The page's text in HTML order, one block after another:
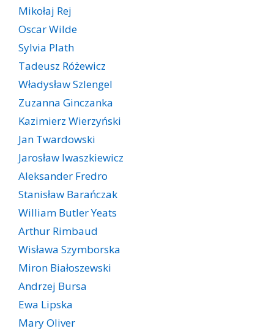
Mikołaj Rej
Oscar Wilde
Sylvia Plath
Tadeusz Różewicz
Władysław Szlengel
Zuzanna Ginczanka
Kazimierz Wierzyński
Jan Twardowski
Jarosław Iwaszkiewicz
Aleksander Fredro
Stanisław Barańczak
William Butler Yeats
Arthur Rimbaud
Wisława Szymborska
Miron Białoszewski
Andrzej Bursa
Ewa Lipska
Mary Oliver